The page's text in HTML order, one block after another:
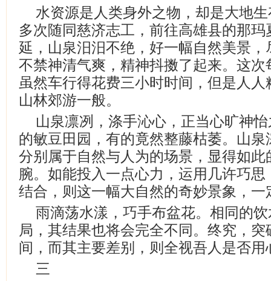
水资源是人类身外之物，却是大地
多次随同慈济志工，前往高雄县的那
延，山泉汨汨不绝，好一幅自然美景
不禁神清气爽，精神抖擞了起来。这
虽然车行得花费三小时时间，但是人
山林郊游一般。
山泉凛冽，涤手沁心，正当心旷神
的敏豆田园，有的竟然整藤枯萎。山
分别属于自然与人为的场景，显得如
腕。如能投入一点心力，运用几许巧
结合，则这一幅大自然的奇妙景象，
雨滴荡水漾，巧手布盆花。相同的
局，其结果也将会完全不同。终究，
间，而其主要差别，则全视吾人是否用
三